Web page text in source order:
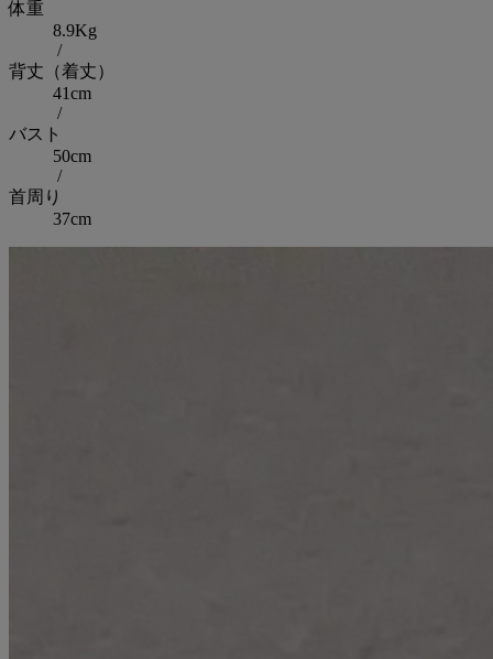
体重
8.9Kg
/
背丈（着丈）
41cm
/
バスト
50cm
/
首周り
37cm